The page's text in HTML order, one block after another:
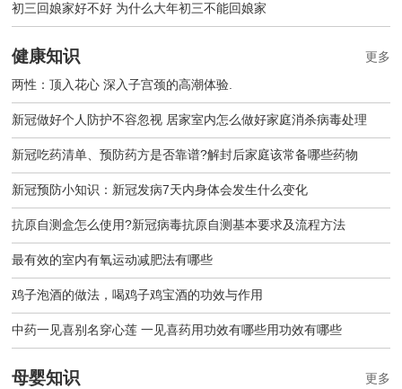
初三回娘家好不好 为什么大年初三不能回娘家
健康知识
两性：顶入花心 深入子宫颈的高潮体验.
新冠做好个人防护不容忽视 居家室内怎么做好家庭消杀病毒处理
新冠吃药清单、预防药方是否靠谱?解封后家庭该常备哪些药物
新冠预防小知识：新冠发病7天内身体会发生什么变化
抗原自测盒怎么使用?新冠病毒抗原自测基本要求及流程方法
最有效的室内有氧运动减肥法有哪些
鸡子泡酒的做法，喝鸡子鸡宝酒的功效与作用
中药一见喜别名穿心莲 一见喜药用功效有哪些用功效有哪些
更多
母婴知识 更多